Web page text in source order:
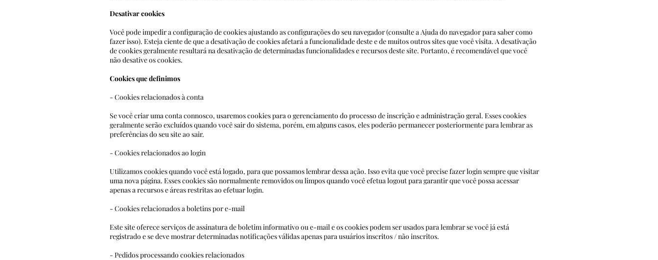
Desativar cookies
Você pode impedir a configuração de cookies ajustando as configurações do seu navegador (consulte a Ajuda do navegador para saber como
fazer isso). Esteja ciente de que a desativação de cookies afetará a funcionalidade deste e de muitos outros sites que você visita. A desativação
de cookies geralmente resultará na desativação de determinadas funcionalidades e recursos deste site. Portanto, é recomendável que você
não desative os cookies.
Cookies que definimos
- Cookies relacionados à conta
Se você criar uma conta connosco, usaremos cookies para o gerenciamento do processo de inscrição e administração geral. Esses cookies
geralmente serão excluídos quando você sair do sistema, porém, em alguns casos, eles poderão permanecer posteriormente para lembrar as
preferências do seu site ao sair.
- Cookies relacionados ao login
Utilizamos cookies quando você está logado, para que possamos lembrar dessa ação. Isso evita que você precise fazer login sempre que visitar
uma nova página. Esses cookies são normalmente removidos ou limpos quando você efetua logout para garantir que você possa acessar
apenas a recursos e áreas restritas ao efetuar login.
- Cookies relacionados a boletins por e-mail
Este site oferece serviços de assinatura de boletim informativo ou e-mail e os cookies podem ser usados ​​para lembrar se você já está
registrado e se deve mostrar determinadas notificações válidas apenas para usuários inscritos / não inscritos.
- Pedidos processando cookies relacionados